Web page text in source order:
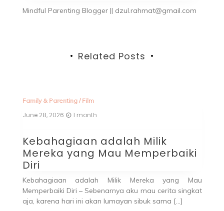
Mindful Parenting Blogger || dzul.rahmat@gmail.com
Related Posts